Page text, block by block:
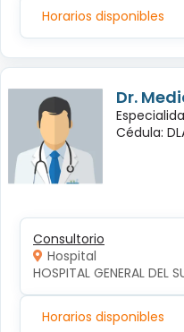
Horarios disponibles
Dr.
Cédula:
Consultorio
Hospital
HOSPITAL GENERAL DEL
Horarios disponibles